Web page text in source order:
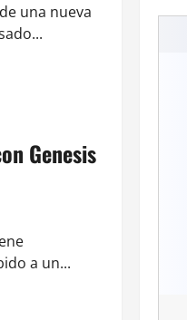
una nueva
Genesis
a un...